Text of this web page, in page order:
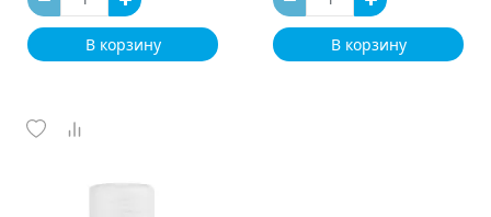
В корзину В корзину